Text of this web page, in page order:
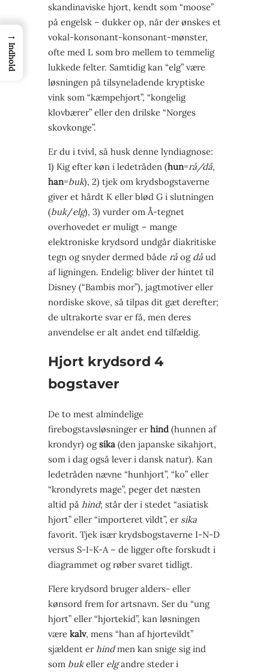
skandinaviske hjort, kendt som “moose”
på engelsk – dukker op, når der ønskes et
vokal-konsonant-konsonant-mønster,
ofte med L som bro mellem to temmelig
lukkede felter. Samtidig kan “elg” være
løsningen på tilsyneladende kryptiske
vink som “kæmpehjort”, “kongelig
klovbærer” eller den drilske “Norges
skovkonge”.
Er du i tvivl, så husk denne lyn­diagnose:
1) Kig efter køn i ledetråden (hun=rå/då,
han=buk), 2) tjek om krydsbogstaverne
giver et hårdt K eller blød G i slutningen
(buk/elg), 3) vurder om Å-tegnet
overhovedet er muligt – mange
elektroniske krydsord undgår diakritiske
tegn og snyder dermed både rå og då ud
af ligningen. Endelig: bliver der hintet til
Disney (“Bambis mor”), jagtmotiver eller
nordiske skove, så tilpas dit gæt derefter;
de ultrakorte svar er få, men deres
anvendelse er alt andet end tilfældig.
Hjort krydsord 4
bogstaver
De to mest almindelige
firebogstavsløsninger erhind (hunnen af
krondyr) ogsika (den japanske sika­hjort,
som i dag også lever i dansk natur). Kan
ledetråden nævne “hun­hjort”, “ko” eller
“krondyrets mage”, peger det næsten
altid på hind; står der i stedet “asiatisk
hjort” eller “importeret vildt”, er sika
favorit. Tjek især krydsbogstaverne I-N-D
versus S-I-K-A – de ligger ofte forskudt i
diagrammet og røber svaret tidligt.
Flere krydsord bruger alders- eller
kønsord frem for artsnavn. Ser du “ung
hjort” eller “hjortekid”, kan løsningen
være kalv, mens “han af hjortevildt”
sjældent er hindmen kan snige sig ind
som bukeller elgandre steder i
→
Indhold